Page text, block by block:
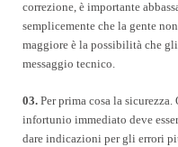
correzione, è importante
semplicemente che la gente
maggiore è la possibilità che
messaggio tecnico.
03. Per prima cosa la sicurezza.
infortunio immediato deve
dare indicazioni per gli errori